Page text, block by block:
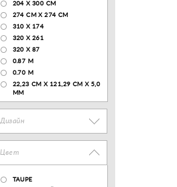
204 Х 300 СМ
274 СМ Х 274 СМ
310 X 174
320 X 261
320 X 87
0.87 M
0.70 M
22,23 CM X 121,29 CM X 5,0
MM
Дизайн
Цвет
TAUPE